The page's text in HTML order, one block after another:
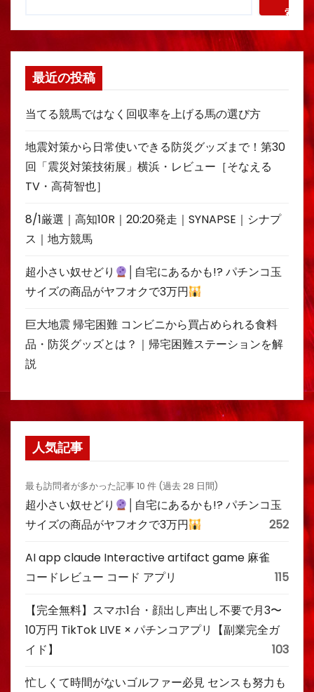
索
最近の投稿
当てる競馬ではなく回収率を上げる馬の選び方
地震対策から日常使いできる防災グッズまで！第30
回「震災対策技術展」横浜・レビュー［そなえる
TV・高荷智也］
8/1厳選｜高知10R｜20:20発走｜SYNAPSE｜シナプ
ス｜地方競馬
超小さい奴せどり
│自宅にあるかも!? パチンコ玉
サイズの商品がヤフオクで3万円
巨大地震 帰宅困難 コンビニから買占められる食料
品・防災グッズとは？｜帰宅困難ステーションを解
説
人気記事
最も訪問者が多かった記事 10 件 (過去 28 日間)
超小さい奴せどり
│自宅にあるかも!? パチンコ玉
サイズの商品がヤフオクで3万円
252
AI app claude Interactive artifact game 麻雀
コードレビュー コード アプリ
115
【完全無料】スマホ1台・顔出し声出し不要で月3〜
10万円 TikTok LIVE × パチンコアプリ【副業完全ガ
イド】
103
忙しくて時間がないゴルファー必見 センスも努力も